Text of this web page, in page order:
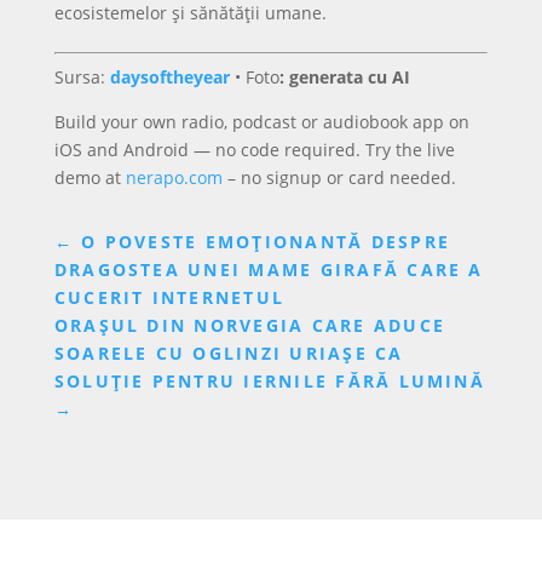
ecosistemelor și sănătății umane.
Sursa: daysoftheyear• Foto: generata cu AI
Build your own radio, podcast or audiobook app on
iOS and Android — no code required. Try the live
demo at nerapo.com – no signup or card needed.
←O POVESTE EMOȚIONANTĂ DESPRE
DRAGOSTEA UNEI MAME GIRAFĂ CARE A
CUCERIT INTERNETUL
ORAȘUL DIN NORVEGIA CARE ADUCE
SOARELE CU OGLINZI URIAȘE CA
SOLUȚIE PENTRU IERNILE FĂRĂ LUMINĂ
→